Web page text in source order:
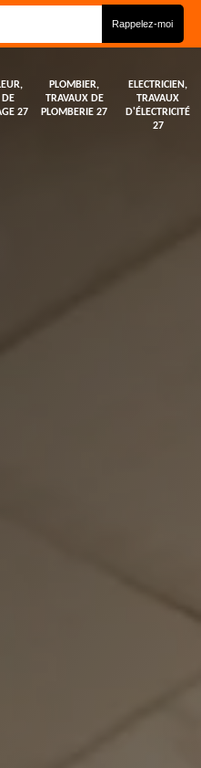
DE
27
PLOMBIER,
TRAVAUX DE
PLOMBERIE 27
ELECTRICIEN,
TRAVAUX
D'ÉLECTRICITÉ
27